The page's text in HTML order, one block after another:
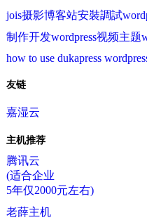
jois摄影博客站安裝調試
制作开发wordpress视频主题
how to use dukapress
友链
嘉湿云
主机推荐
腾讯云
(适合企业
5年仅2000元左右)
老薛主机